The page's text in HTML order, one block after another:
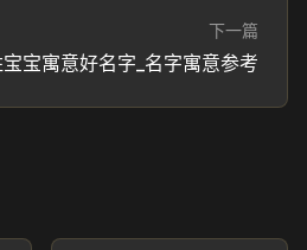
下一篇
宝寓意好名字_名字寓意参考